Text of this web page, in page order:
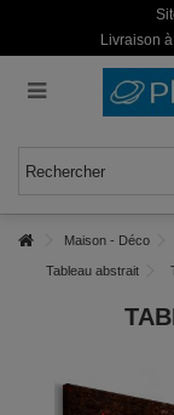
Livraison
Maison - Déco
Tableau abstrait